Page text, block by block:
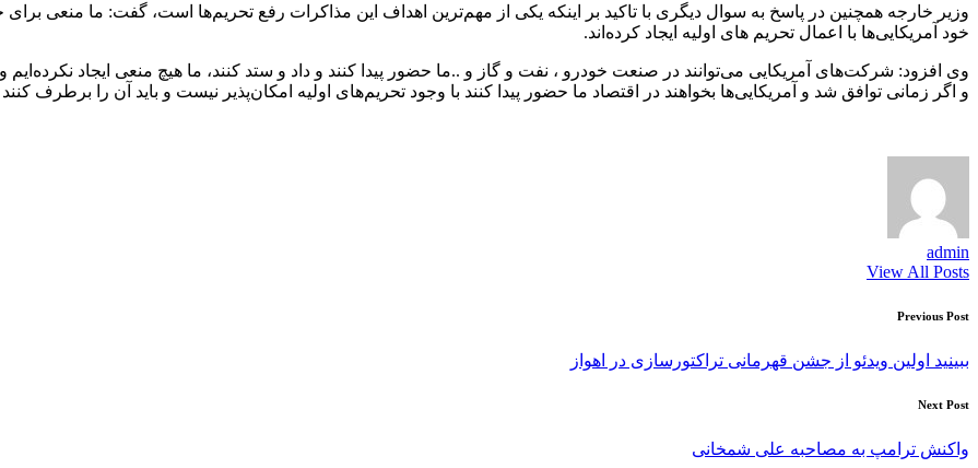
وزیر خارجه همچنین در پاسخ به سوال دیگری با تاکید بر اینکه یکی از مهم‌ترین اهداف این مذاکرات رفع تحریم‌ها است، گفت: ما منعی
خود آمریکایی‌ها با اعمال تحریم های اولیه ایجاد کرده‌اند.
وی افزود: شرکت‌های آمریکایی می‌توانند در صنعت خودرو ، نفت و گاز و ..ما حضور پیدا کنند و داد و ستد کنند، ما هیچ منعی ایجاد نکرده‌ایم
و اگر زمانی توافق شد و آمریکایی‌ها بخواهند در اقتصاد ما حضور پیدا کنند با وجود تحریم‌های اولیه امکان‌پذیر نیست و باید آن را برطرف
admin
View All Posts
Post
navigation
Previous Post
ببینید اولین ویدئو از جشن قهرمانی تراکتورسازی در اهواز
Next Post
واکنش ترامپ به مصاحبه علی شمخانی